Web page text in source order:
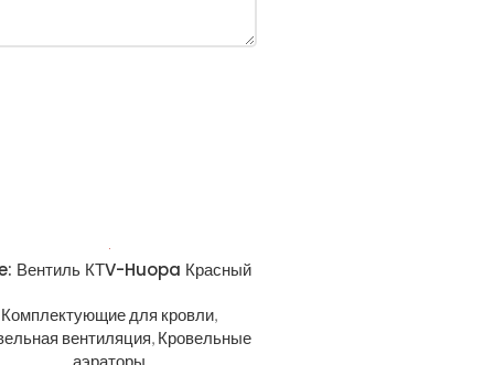
Вентиль КТV-Huopa Красный
Комплектующие для кровли,
вентиляция, Кровельные
аэраторы